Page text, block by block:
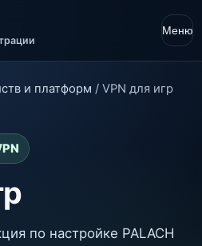
Меню
и платформ / VPN для игр
по настройке PALACH